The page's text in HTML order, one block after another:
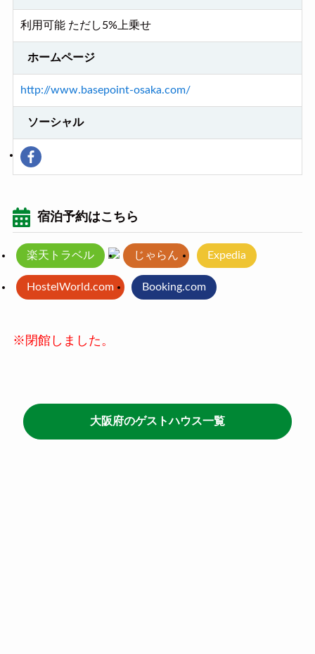
利用可能 ただし5%上乗せ
ホームページ
http://www.basepoint-osaka.com/
ソーシャル
宿泊予約はこちら
楽天トラベル じゃらん Expedia
HostelWorld.com Booking.com
※閉館しました。
大阪府のゲストハウス一覧